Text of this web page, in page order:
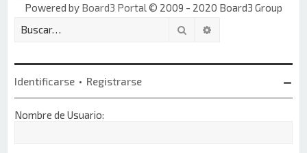
Powered by Board3 Portal © 2009 - 2020 Board3 Group
Buscar
Identificarse • Registrarse
Nombre de Usuario: